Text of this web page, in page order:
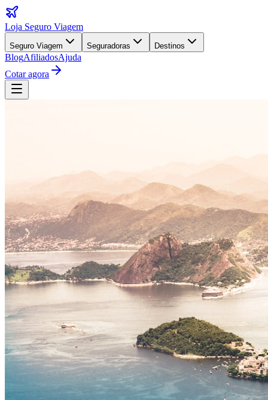
Loja Seguro Viagem
Seguro Viagem Seguradoras Destinos
BlogAfiliadosAjuda
Cotar agora